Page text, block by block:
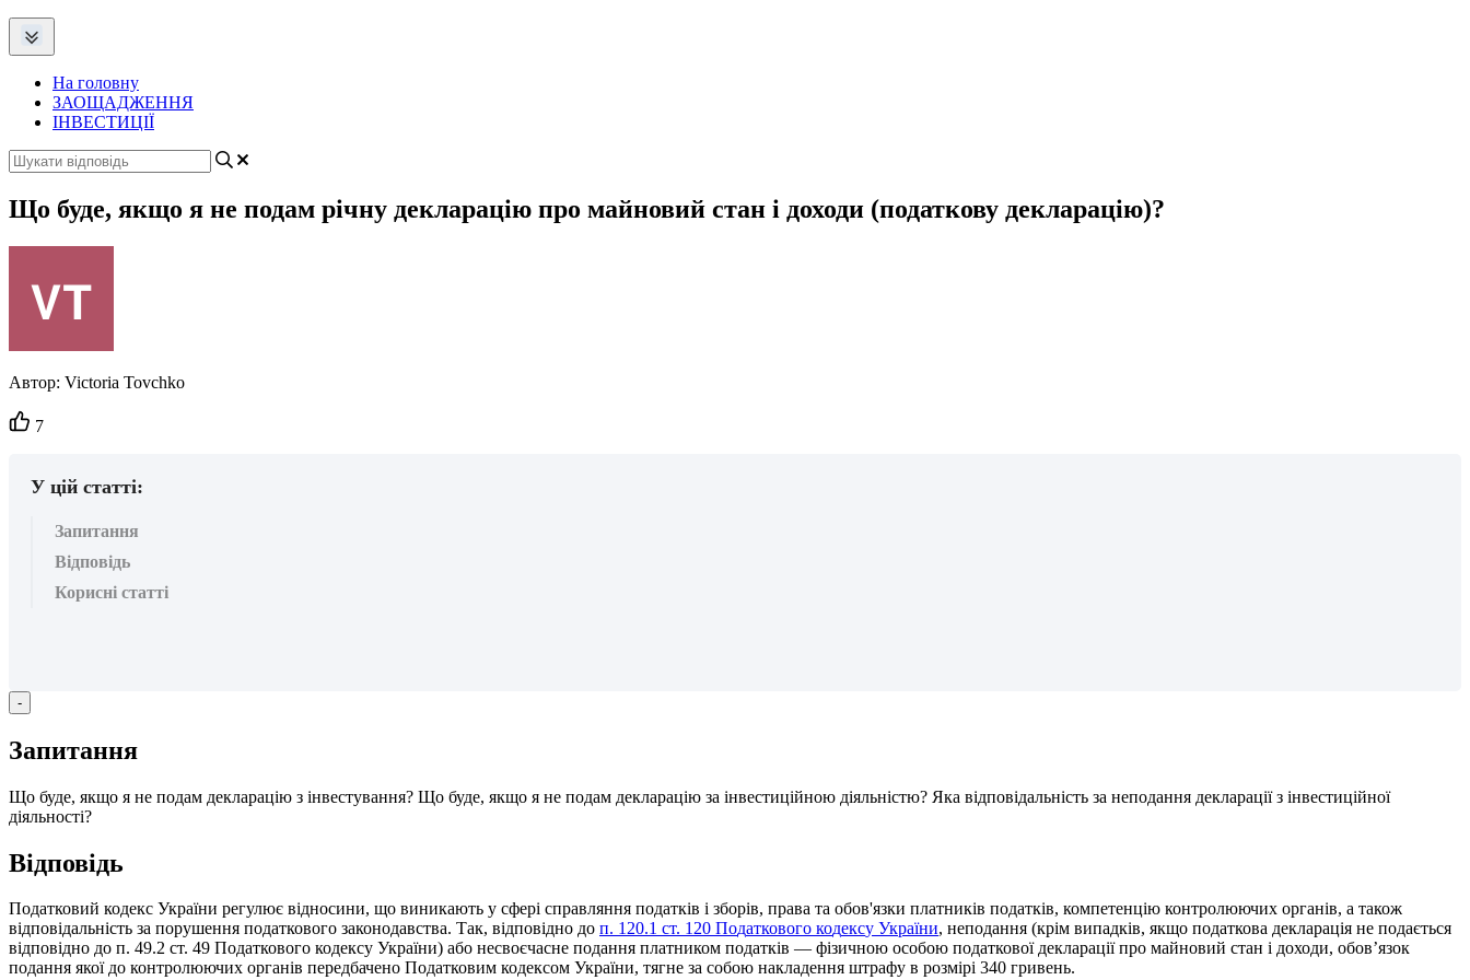
На головну
ЗАОЩАДЖЕННЯ
ІНВЕСТИЦІЇ
Що буде, якщо я не подам річну декларацію про майновий стан і доходи (податкову декларацію)?
Автор: Victoria Tovchko
Кількість
вподобайок:
7
У цій статті:
Запитання
Відповідь
Корисні статті
-
Запитання
Що буде, якщо я не подам декларацію з інвестування? Що буде, якщо я не подам декларацію за інвестиційною діяльністю? Яка відповідальність за неподання декларації з інвестиційної
діяльності?
Відповідь
Податковий кодекс України регулює відносини, що виникають у сфері справляння податків і зборів, права та обов'язки платників податків, компетенцію контролюючих органів, а також
відповідальність за порушення податкового законодавства. Так, відповідно до п. 120.1 ст. 120 Податкового кодексу України, неподання (крім випадків, якщо податкова декларація не подається
відповідно до п. 49.2 ст. 49 Податкового кодексу України) або несвоєчасне подання платником податків — фізичною особою податкової декларації про майновий стан і доходи, обов’язок
подання якої до контролюючих органів передбачено Податковим кодексом України, тягне за собою накладення штрафу в розмірі 340 гривень.